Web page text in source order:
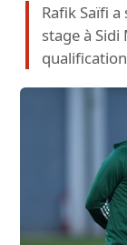
Rafik Saïfi
stage à